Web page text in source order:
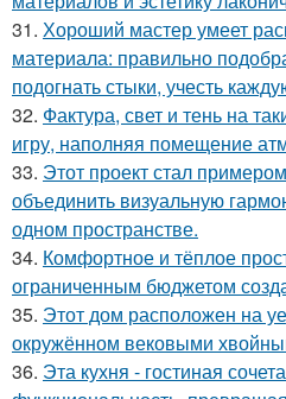
31. Хороший мастер умеет
материала: правильно
подогнать стыки, учесть
32. Фактура, свет и тень на
игру, наполняя помещение
33. Этот проект стал
объединить визуальную
одном пространстве.
34. Комфортное и тёплое
ограниченным бюджетом
35. Этот дом расположен на
окружённом вековыми
36. Эта кухня - гостиная